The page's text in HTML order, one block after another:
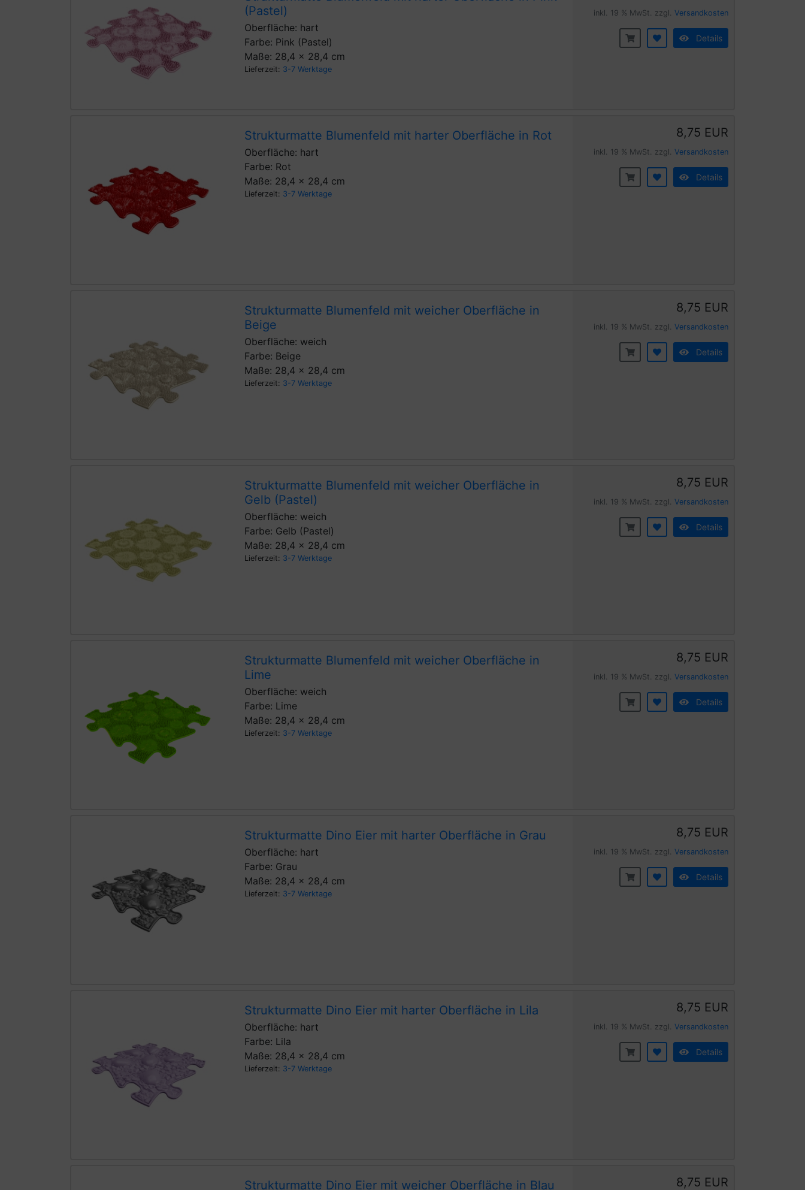
(Pastel)
Oberfläche: hart
Farbe: Pink (Pastel)
Maße: 28,4 x 28,4 cm
Lieferzeit: 3-7 Werktage
inkl. 19 % MwSt. zzgl. Versandkosten
Details
Strukturmatte Blumenfeld mit harter Oberfläche in Rot
Oberfläche: hart
Farbe: Rot
Maße: 28,4 x 28,4 cm
Lieferzeit: 3-7 Werktage
8,75 EUR
inkl. 19 % MwSt. zzgl. Versandkosten
Details
Strukturmatte Blumenfeld mit weicher Oberfläche in
Beige
Oberfläche: weich
Farbe: Beige
Maße: 28,4 x 28,4 cm
Lieferzeit: 3-7 Werktage
8,75 EUR
inkl. 19 % MwSt. zzgl. Versandkosten
Details
Strukturmatte Blumenfeld mit weicher Oberfläche in
Gelb (Pastel)
Oberfläche: weich
Farbe: Gelb (Pastel)
Maße: 28,4 x 28,4 cm
Lieferzeit: 3-7 Werktage
8,75 EUR
inkl. 19 % MwSt. zzgl. Versandkosten
Details
Strukturmatte Blumenfeld mit weicher Oberfläche in
Lime
Oberfläche: weich
Farbe: Lime
Maße: 28,4 x 28,4 cm
Lieferzeit: 3-7 Werktage
8,75 EUR
inkl. 19 % MwSt. zzgl. Versandkosten
Details
Strukturmatte Dino Eier mit harter Oberfläche in Grau
Oberfläche: hart
Farbe: Grau
Maße: 28,4 x 28,4 cm
Lieferzeit: 3-7 Werktage
8,75 EUR
inkl. 19 % MwSt. zzgl. Versandkosten
Details
Strukturmatte Dino Eier mit harter Oberfläche in Lila
Oberfläche: hart
Farbe: Lila
Maße: 28,4 x 28,4 cm
Lieferzeit: 3-7 Werktage
8,75 EUR
inkl. 19 % MwSt. zzgl. Versandkosten
Details
Strukturmatte Dino Eier mit weicher Oberfläche in Blau 8,75 EUR